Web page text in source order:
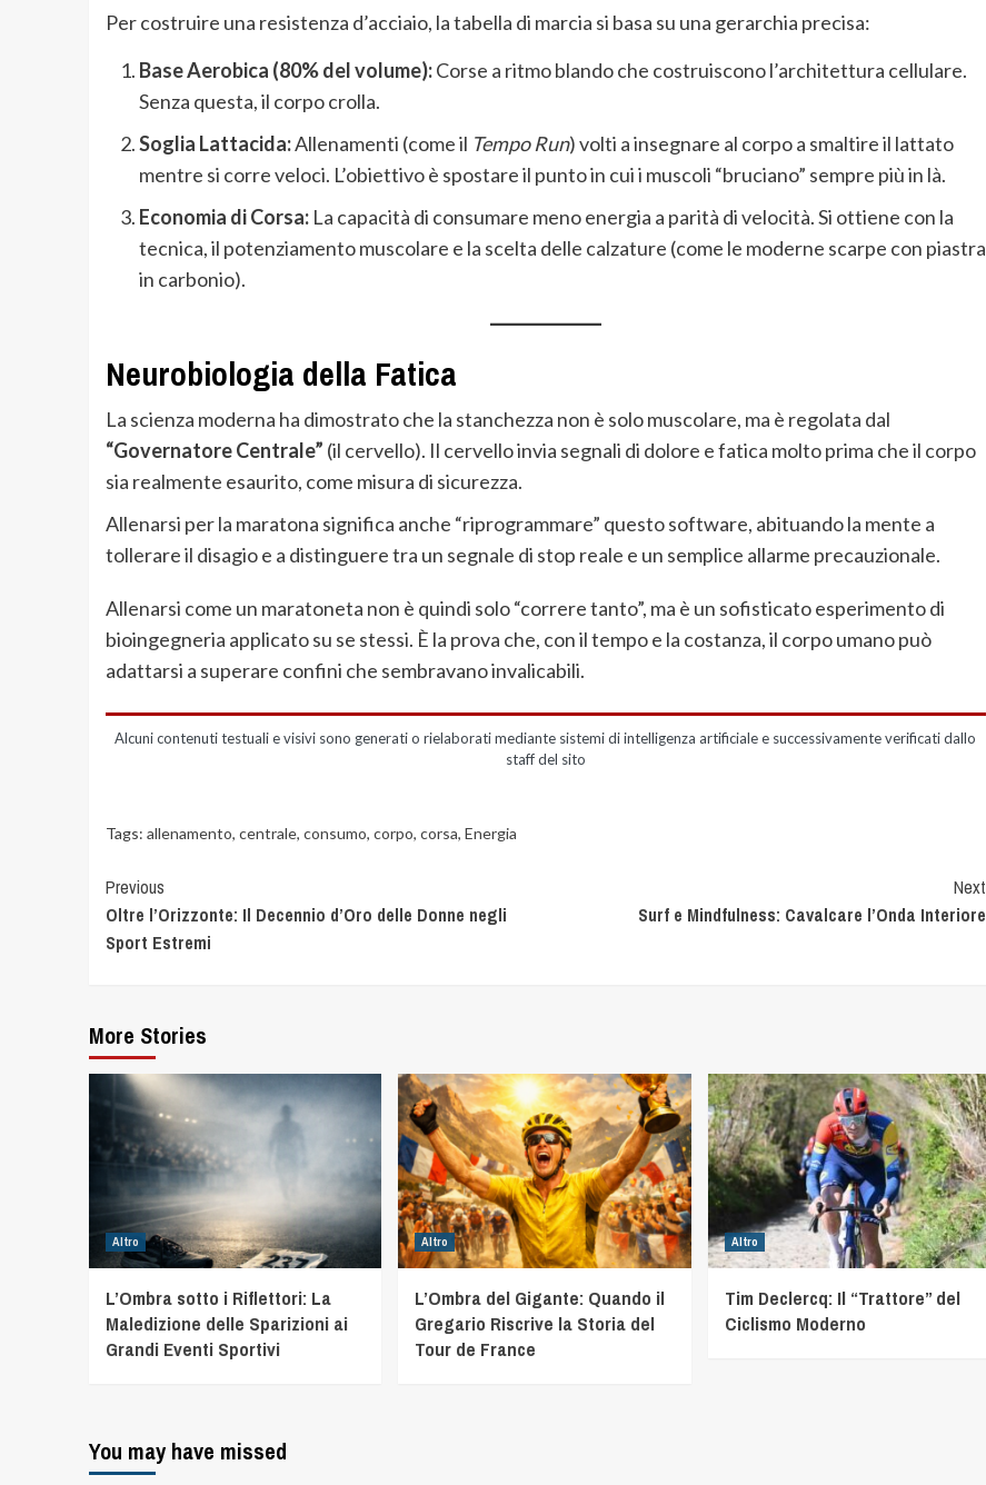
Per costruire una resistenza d’acciaio, la tabella di marcia si basa su una gerarchia precisa:
Base Aerobica (80% del volume):Corse a ritmo blando che costruiscono l’architettura cellulare.
Senza questa, il corpo crolla.
Soglia Lattacida:Allenamenti (come il Tempo Run) volti a insegnare al corpo a smaltire il lattato
mentre si corre veloci. L’obiettivo è spostare il punto in cui i muscoli “bruciano” sempre più in là.
Economia di Corsa:La capacità di consumare meno energia a parità di velocità. Si ottiene con la
tecnica, il potenziamento muscolare e la scelta delle calzature (come le moderne scarpe con piastra
in carbonio).
Neurobiologia della Fatica
La scienza moderna ha dimostrato che la stanchezza non è solo muscolare, ma è regolata dal
“Governatore Centrale” (il cervello). Il cervello invia segnali di dolore e fatica molto prima che il corpo
sia realmente esaurito, come misura di sicurezza.
Allenarsi per la maratona significa anche “riprogrammare” questo software, abituando la mente a
tollerare il disagio e a distinguere tra un segnale di stop reale e un semplice allarme precauzionale.
Allenarsi come un maratoneta non è quindi solo “correre tanto”, ma è un sofisticato esperimento di
bioingegneria applicato su se stessi. È la prova che, con il tempo e la costanza, il corpo umano può
adattarsi a superare confini che sembravano invalicabili.
Alcuni contenuti testuali e visivi sono generati o rielaborati mediante sistemi di intelligenza artificiale e successivamente verificati dallo
staff del sito
Tags: allenamento, centrale, consumo, corpo, corsa, Energia
Previous
Oltre l’Orizzonte: Il Decennio d’Oro delle Donne negli
Sport Estremi
Next
Surf e Mindfulness: Cavalcare l’Onda Interiore
More Stories
Altro
L’Ombra sotto i Riflettori: La
Maledizione delle Sparizioni ai
Grandi Eventi Sportivi
Altro
L’Ombra del Gigante: Quando il
Gregario Riscrive la Storia del
Tour de France
Altro
Tim Declercq: Il “Trattore” del
Ciclismo Moderno
You may have missed